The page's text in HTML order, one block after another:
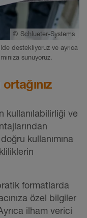
© Schlueter-Systems
destekliyoruz ve ayrıca
sunuyoruz.
kullanılabilirliği ve
kullanımına
formatlarda
özel bilgiler
ilham verici